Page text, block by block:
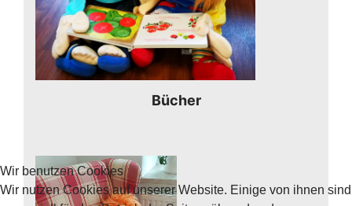
Bücher
Wir benutzen Cookies
Wir nutzen Cookies auf unserer Website. Einige von ihnen sind